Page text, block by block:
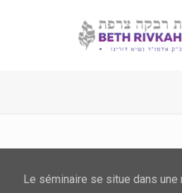
Le séminaire se situe dans